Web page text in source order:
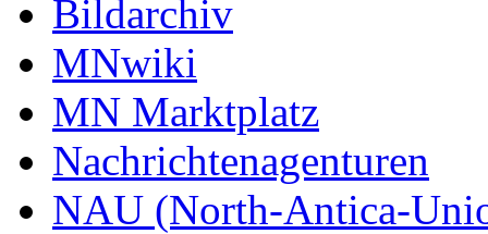
Bildarchiv
MNwiki
MN Marktplatz
Nachrichtenagenturen
NAU (North-Antica-